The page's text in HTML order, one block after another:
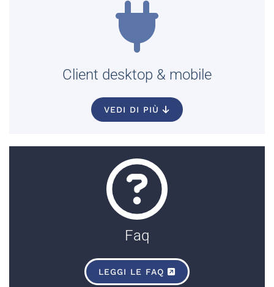
Client desktop & mobile
VEDI DI PIÙ
Faq
LEGGI LE FAQ